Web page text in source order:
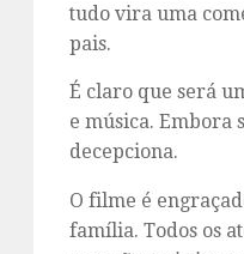
tudo vira uma
pais.
É claro que será
e música. Embora
decepciona.
O filme é
família. Todos os